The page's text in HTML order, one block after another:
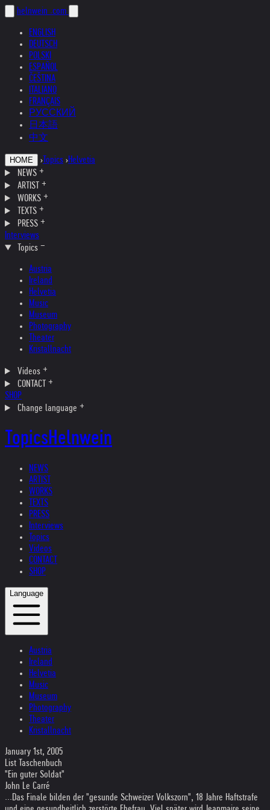
helnwein .com
ENGLISH
DEUTSCH
POLSKI
ESPAÑOL
ČEŠTINA
ITALIANO
FRANÇAIS
РУССКИЙ
日本語
中文
HOME › Topics ›Helvetia
NEWS
ARTIST
WORKS
TEXTS
PRESS
Interviews
Topics
Austria
Ireland
Helvetia
Music
Museum
Photography
Theater
Kristallnacht
Videos
CONTACT
SHOP
Change language
TopicsHelnwein
NEWS
ARTIST
WORKS
TEXTS
PRESS
Interviews
Topics
Videos
CONTACT
SHOP
Language
Austria
Ireland
Helvetia
Music
Museum
Photography
Theater
Kristallnacht
January 1st, 2005
List Taschenbuch
"Ein guter Soldat"
John Le Carré
...Das Finale bilden der "gesunde Schweizer Volkszorn", 18 Jahre Haftstrafe